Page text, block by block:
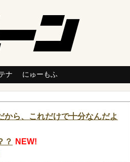
ナ にゅーもふ
ら、これだけで十分なんだよ
？
NEW!